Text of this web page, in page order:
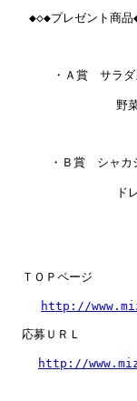
◆◇◆プレゼント商
・Ａ賞　サラダス
野菜の水切り
・Ｂ賞　シャカシ
ドレッシングと
  ＴＯＰページ
http://
  応募ＵＲＬ
http://